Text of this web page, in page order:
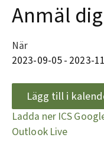
Anmäl
När
2023-09-05 - 2023-
Lägg till i
Ladda ner ICS
Outlook Live